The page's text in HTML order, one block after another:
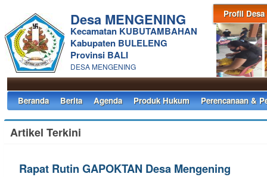
Profil Desa
Desa MENGENING
Kecamatan KUBUTAMBAHAN
Kabupaten BULELENG
Provinsi BALI
DESA MENGENING
Beranda Berita Agenda Produk Hukum Perencanaan &
Artikel Terkini
Rapat Rutin GAPOKTAN Desa Mengening